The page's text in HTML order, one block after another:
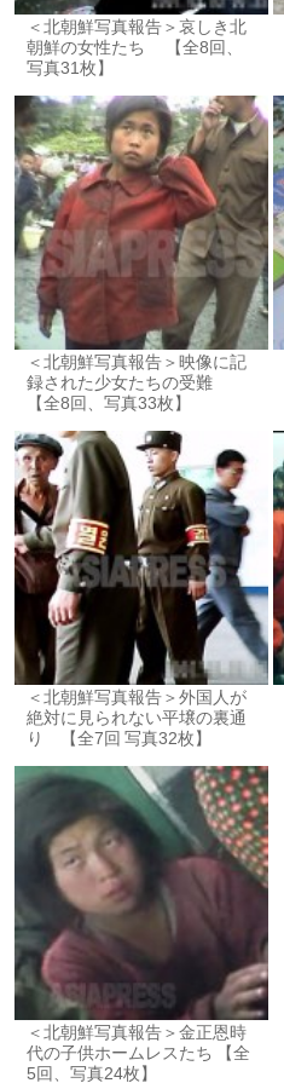
＜北朝鮮写真報告＞哀しき北
朝鮮の女性たち 【全8回、
写真31枚】
＜北朝鮮写真報告＞映像に記
録された少女たちの受難
【全8回、写真33枚】
＜北朝鮮写真報告＞外国人が
絶対に見られない平壌の裏通
り 【全7回 写真32枚】
＜北朝鮮写真報告＞金正恩時
代の子供ホームレスたち 【全
5回、写真24枚】